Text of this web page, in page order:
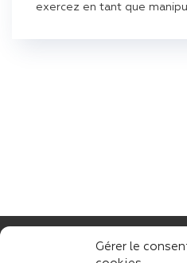
Gérer le
exercez en tant que